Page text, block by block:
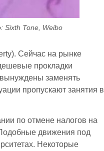
Sixth Tone, Weibo
Сейчас на рынке
прокладки
заменять
пропускают занятия в
по отмене налогов на
движения под
Некоторые